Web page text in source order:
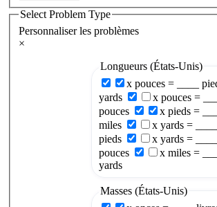
Select Problem Type
Personnaliser les problèmes
×
Longueurs (États-Unis)
x pouces = ____
yards
x pouces =
pouces
x pieds =
miles
x yards =
pieds
x yards =
pouces
x miles =
yards
Masses (États-Unis)